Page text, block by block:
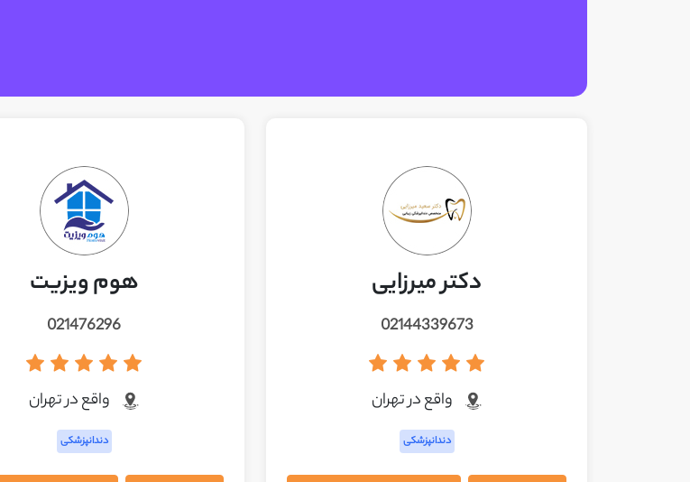
دکتر میرزایی
02144339673
واقع در تهران
دندانپزشکی
هوم ویزیت
021476296
واقع در تهران
دندانپزشکی